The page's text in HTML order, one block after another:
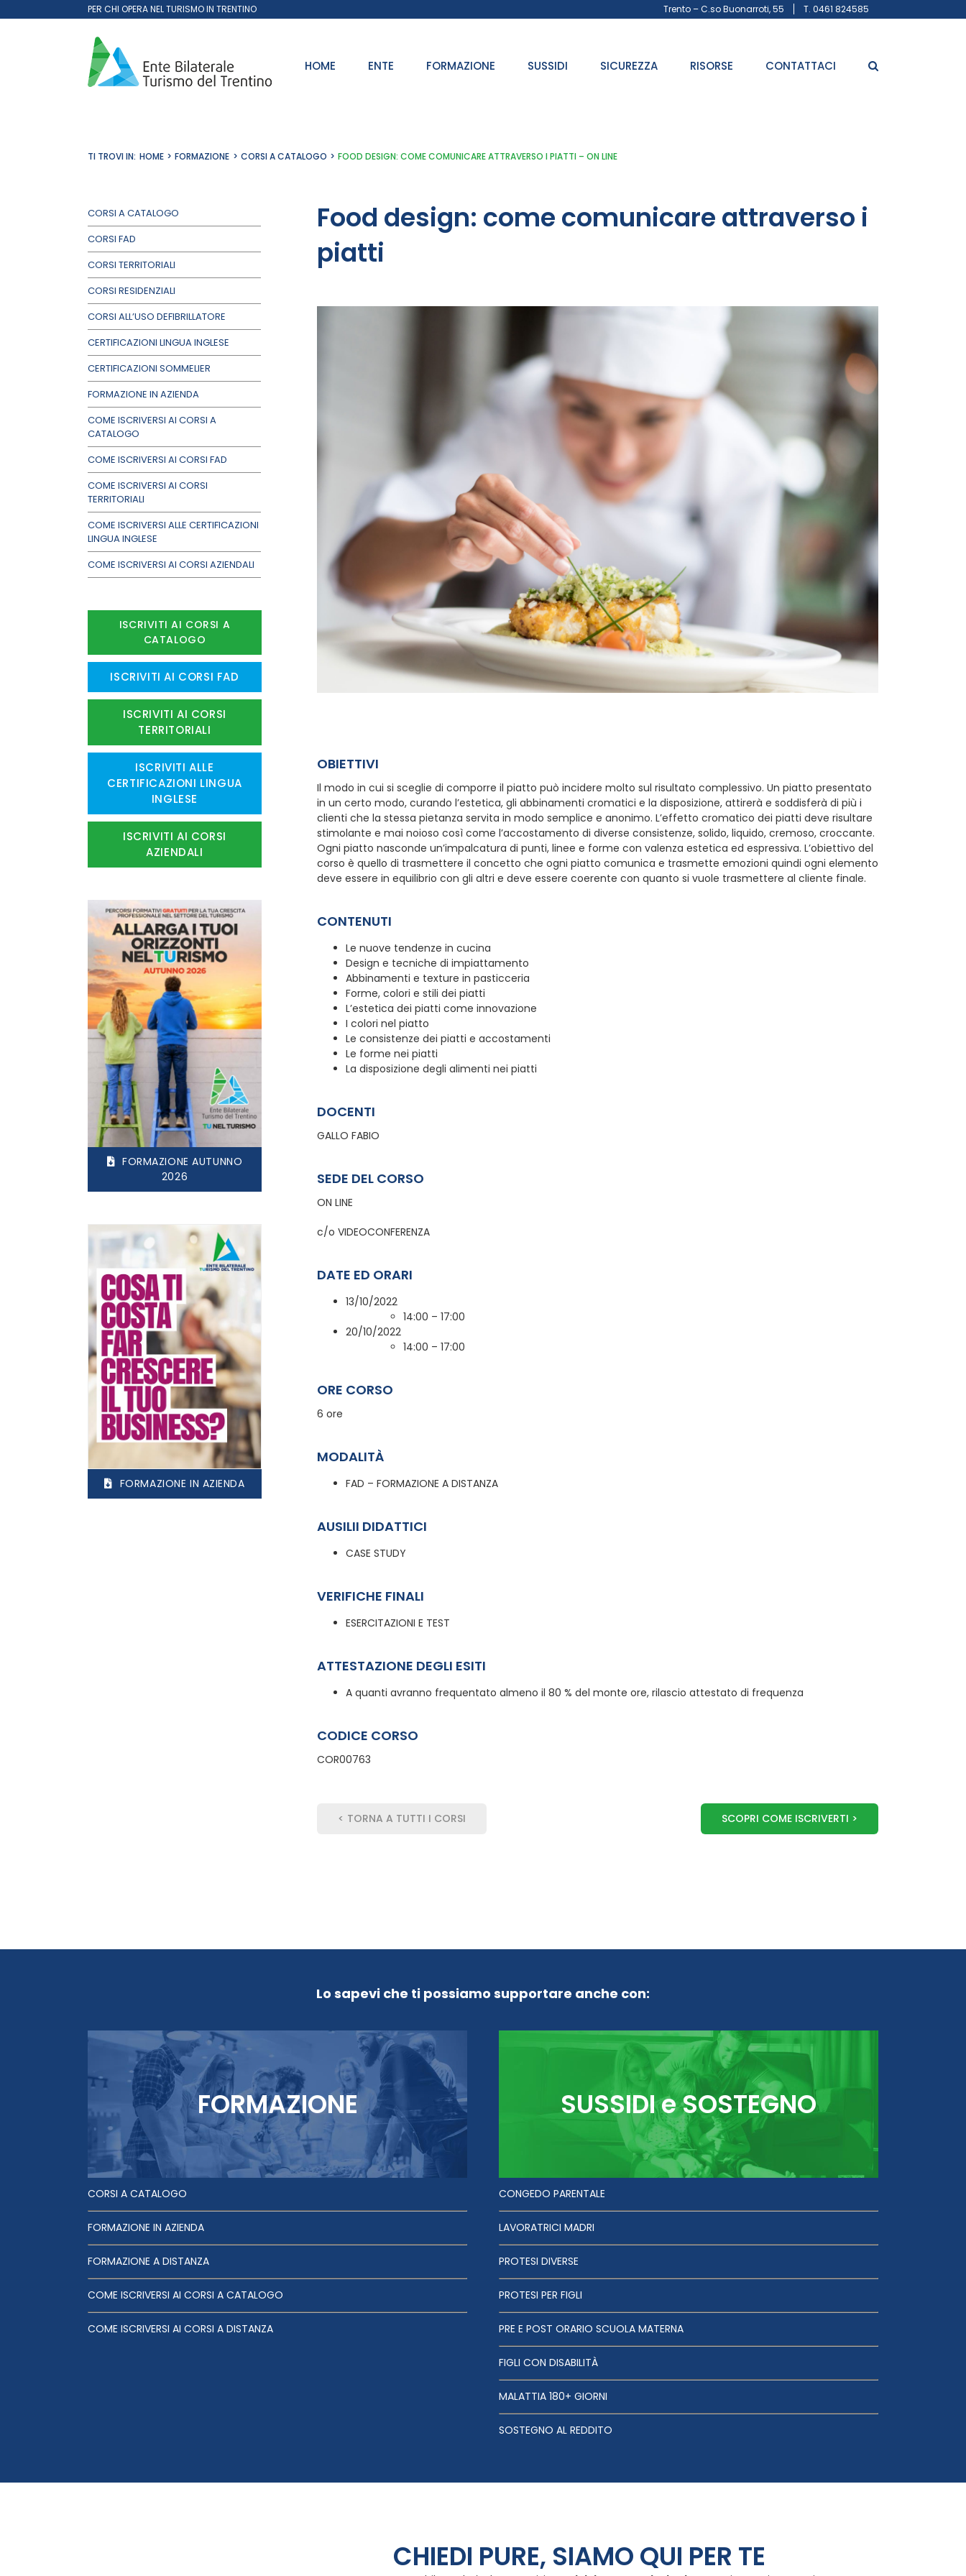
al
PER CHI OPERA NEL TURISMO IN TRENTINO Trento – C.so Buonarroti, 55 T. 0461 824585
HOME ENTE FORMAZIONE SUSSIDI SICUREZZA RISORSE CONTATTACI
TI TROVI IN: HOME FORMAZIONE CORSI A CATALOGO FOOD DESIGN: COME COMUNICARE ATTRAVERSO I PIATTI – ON LINE
CORSI A CATALOGO
CORSI FAD
CORSI TERRITORIALI
CORSI RESIDENZIALI
CORSI ALL’USO DEFIBRILLATORE
CERTIFICAZIONI LINGUA INGLESE
CERTIFICAZIONI SOMMELIER
FORMAZIONE IN AZIENDA
COME ISCRIVERSI AI CORSI A
CATALOGO
COME ISCRIVERSI AI CORSI FAD
COME ISCRIVERSI AI CORSI
TERRITORIALI
COME ISCRIVERSI ALLE CERTIFICAZIONI
LINGUA INGLESE
COME ISCRIVERSI AI CORSI AZIENDALI
ISCRIVITI AI CORSI A
CATALOGO
ISCRIVITI AI CORSI FAD
ISCRIVITI AI CORSI
TERRITORIALI
ISCRIVITI ALLE
CERTIFICAZIONI LINGUA
INGLESE
ISCRIVITI AI CORSI
AZIENDALI
FORMAZIONE AUTUNNO
2026
FORMAZIONE IN AZIENDA
Food design: come comunicare attraverso i
piatti
OBIETTIVI
Il modo in cui si sceglie di comporre il piatto può incidere molto sul risultato complessivo. Un piatto presentato
in un certo modo, curando l’estetica, gli abbinamenti cromatici e la disposizione, attirerà e soddisferà di più i
clienti che la stessa pietanza servita in modo semplice e anonimo. L’effetto cromatico dei piatti deve risultare
stimolante e mai noioso così come l’accostamento di diverse consistenze, solido, liquido, cremoso, croccante.
Ogni piatto nasconde un’impalcatura di punti, linee e forme con valenza estetica ed espressiva. L’obiettivo del
corso è quello di trasmettere il concetto che ogni piatto comunica e trasmette emozioni quindi ogni elemento
deve essere in equilibrio con gli altri e deve essere coerente con quanto si vuole trasmettere al cliente finale.
CONTENUTI
Le nuove tendenze in cucina
Design e tecniche di impiattamento
Abbinamenti e texture in pasticceria
Forme, colori e stili dei piatti
L’estetica dei piatti come innovazione
I colori nel piatto
Le consistenze dei piatti e accostamenti
Le forme nei piatti
La disposizione degli alimenti nei piatti
DOCENTI
GALLO FABIO
SEDE DEL CORSO
ON LINE
c/o VIDEOCONFERENZA
DATE ED ORARI
13/10/2022
14:00 – 17:00
20/10/2022
14:00 – 17:00
ORE CORSO
6 ore
MODALITÀ
FAD – FORMAZIONE A DISTANZA
AUSILII DIDATTICI
CASE STUDY
VERIFICHE FINALI
ESERCITAZIONI E TEST
ATTESTAZIONE DEGLI ESITI
A quanti avranno frequentato almeno il 80 % del monte ore, rilascio attestato di frequenza
CODICE CORSO
COR00763
< TORNA A TUTTI I CORSI SCOPRI COME ISCRIVERTI >
Lo sapevi che ti possiamo supportare anche con:
FORMAZIONE
CORSI A CATALOGO
FORMAZIONE IN AZIENDA
FORMAZIONE A DISTANZA
COME ISCRIVERSI AI CORSI A CATALOGO
COME ISCRIVERSI AI CORSI A DISTANZA
SUSSIDI e SOSTEGNO
CONGEDO PARENTALE
LAVORATRICI MADRI
PROTESI DIVERSE
PROTESI PER FIGLI
PRE E POST ORARIO SCUOLA MATERNA
FIGLI CON DISABILITÀ
MALATTIA 180+ GIORNI
SOSTEGNO AL REDDITO
CHIEDI PURE, SIAMO QUI PER TE